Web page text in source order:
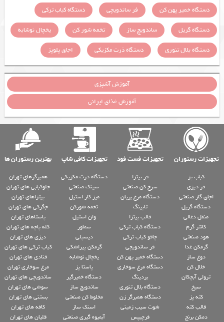
دستگاه خمیر پهن کن
فر ساندویچی
دستگاه کباب ترکی
دستگاه گریل
ساندویچ ساز تخمه شور کن
یخچال نوشابه
دستگاه بلال تنوری
دستگاه ذرت مکزیکی اجاق پلوپز
آموزش آشپزی
آموزش غذای ایرانی
تجهیزات رستوران تجهیزات فست فود تجهیزات کافی شاپ بهترین رستوران ها
کباب پز
فر دیزی
اجاق گاز صنعتی
دستگاه گریل
منقل ذغالی
کانتر گرم
هود صنعتی
گرمکن غذا
دوغ ساز
خلال کن
ترولی آبچکان
سیخ
کته پز
قالب کته
دمکن برنج
فر پیتزا
سرخ کن صنعتی
دستگاه مرغ بریان
تاپینگ
قالب پیتزا
دستگاه کباب ترکی
چاقو کباب ترکی
فر ساندویچی
دستگاه خمیر پهن کن
دستگاه مرغ سوخاری
بردینگ
دستگاه بلال تنوری
دستگاه همبرگر زن
شوت سیب زمینی
فرچیپس
دستگاه ذرت مکزیکی
سینک صنعتی
میز کار استیل
تخمه شورکن
وان استیل
سماور
دیسپلی
گرمکن پیراشکی
یخچال نوشابه
پاستا پز
دستگاه خمیرگیر
ساندویچ ساز
مخلوط کن صنعتی
اسنک ساز
آبمیوه گیری صنعتی
همبرگرهای تهران
چلوکبابی های تهران
پیتزاهای تهران
جگرکی های تهران
پاستاهای تهران
کله پاچه های تهران
دیزی های تهران
کباب ترکی های تهران
قنادی های تهران
مرغ سوخاری تهران
ساندویچی های تهران
سوشی های تهران
بستنی های تهران
کافه های تهران
قلیان های تهران